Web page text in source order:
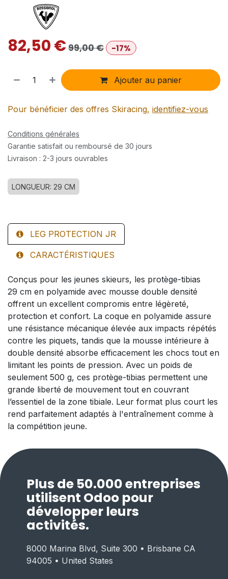
82,50€99,00€ -17%
Ajouter au panier
Pour bénéficier des offres Skiracing, identifiez-vous
Conditions générales
Garantie satisfait ou remboursé de 30 jours
Livraison : 2-3 jours ouvrables
LONGUEUR: 29 CM
LEG PROTECTION JR
CARACTÉRISTIQUES
Conçus pour les jeunes skieurs, les protège-tibias
29 cm en polyamide avec mousse double densité
offrent un excellent compromis entre légèreté,
protection et confort. La coque en polyamide assure
une résistance mécanique élevée aux impacts répétés
contre les piquets, tandis que la mousse intérieure à
double densité absorbe efficacement les chocs tout en
limitant les points de pression. Avec un poids de
seulement 500 g, ces protège-tibias permettent une
grande liberté de mouvement tout en couvrant
l’essentiel de la zone tibiale. Leur format plus court les
rend parfaitement adaptés à l'entraînement comme à
la compétition jeune.
Plus de 50.000 entreprises
utilisent Odoo pour
développer leurs
activités.
8000 Marina Blvd, Suite 300 • Brisbane CA
94005 • United States